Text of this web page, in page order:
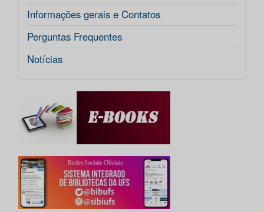
Informações gerais e Contatos
Perguntas Frequentes
Notícias